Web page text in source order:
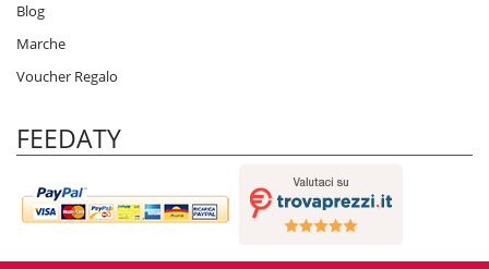
Blog
Marche
Voucher Regalo
FEEDATY